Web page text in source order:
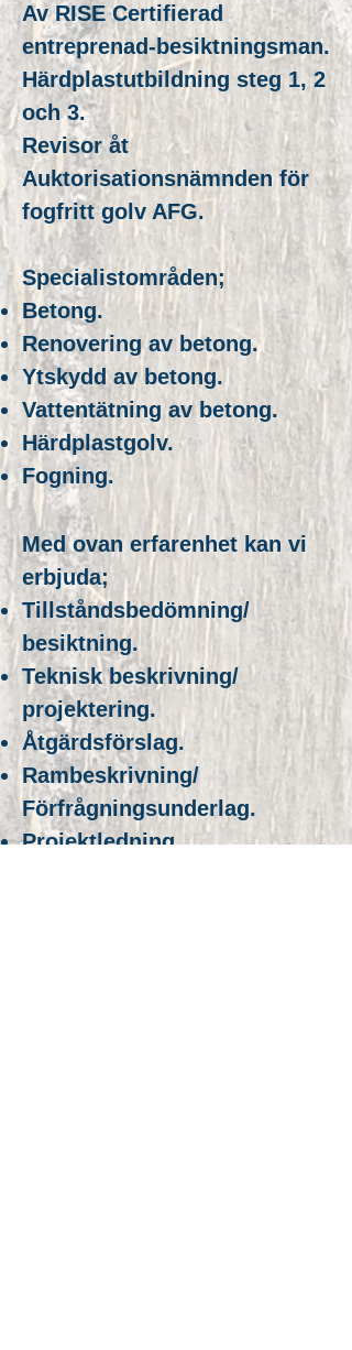
Av RISE Certifierad
entreprenad-besiktningsman.
Härdplastutbildning steg 1, 2
och 3.
Revisor åt
Auktorisationsnämnden för
fogfritt golv AFG.
Specialistområden;
Betong.
Renovering av betong.
Ytskydd av betong.
Vattentätning av betong.
Härdplastgolv.
Fogning.
Med ovan erfarenhet kan vi
erbjuda;
Tillståndsbedömning/
besiktning.
Teknisk beskrivning/
projektering.
Åtgärdsförslag.
Rambeskrivning/
Förfrågningsunderlag.
Projektledning.